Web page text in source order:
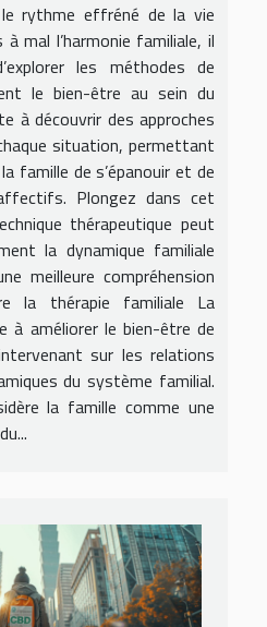
rythme effréné de la vie
mal l’harmonie familiale, il
les méthodes de
le bien-être au sein du
à découvrir des approches
situation, permettant
famille de s’épanouir et de
Plongez dans cet
thérapeutique peut
la dynamique familiale
meilleure compréhension
la thérapie familiale La
à améliorer le bien-être de
sur les relations
du système familial.
la famille comme une